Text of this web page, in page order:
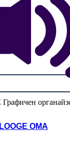
LOOGE OMA